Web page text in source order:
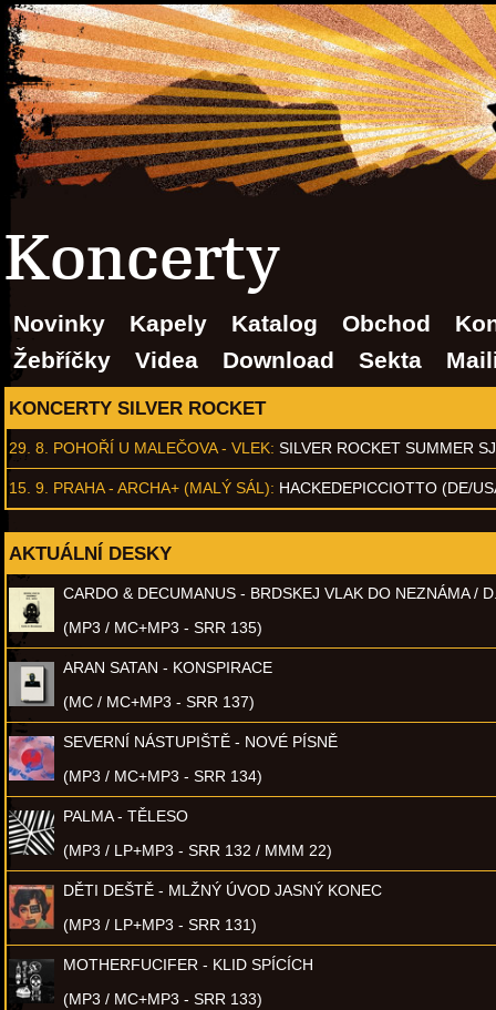
Koncerty
Novinky Kapely Katalog Obchod
Žebříčky
Videa Download Sekta
KONCERTY SILVER ROCKET
29. 8. POHOŘÍ U MALEČOVA - VLEK: SILVER ROCKET SUMMER
15. 9. PRAHA - ARCHA+ (MALÝ SÁL): HACKEDEPICCIOTTO (DE/
AKTUÁLNÍ DESKY
CARDO & DECUMANUS - BRDSKEJ VLAK DO NEZNÁMA /
(MP3 / MC+MP3 - SRR 135)
ARAN SATAN - KONSPIRACE
(MC / MC+MP3 - SRR 137)
SEVERNÍ NÁSTUPIŠTĚ - NOVÉ PÍSNĚ
(MP3 / MC+MP3 - SRR 134)
PALMA - TĚLESO
(MP3 / LP+MP3 - SRR 132 / MMM 22)
DĚTI DEŠTĚ - MLŽNÝ ÚVOD JASNÝ KONEC
(MP3 / LP+MP3 - SRR 131)
MOTHERFUCIFER - KLID SPÍCÍCH
(MP3 / MC+MP3 - SRR 133)